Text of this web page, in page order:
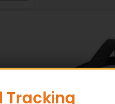
Tracking